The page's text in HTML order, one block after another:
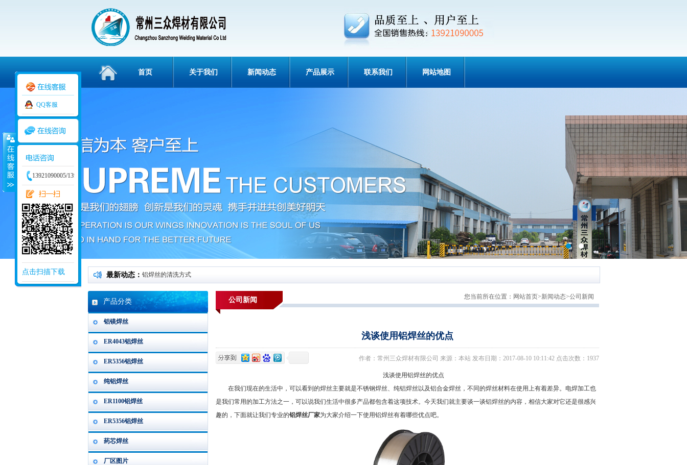
首页 关于我们 新闻动态 产品展示 联系我们 网站地图
最新动态： 铝焊丝的清洗方式
产品分类
铝镁焊丝
ER4043铝焊丝
ER5356铝焊丝
纯铝焊丝
ER1100铝焊丝
ER5356铝焊丝
药芯焊丝
厂区图片
公司新闻 您当前所在位置： 网站首页>新闻动态>公司新闻
浅谈使用铝焊丝的优点
作者：常州三众焊材有限公司 来源：本站 发布日期：2017-08-10 10:11:42 点击次数：1937
浅谈使用铝焊丝的优点
在我们现在的生活中，可以看到的焊丝主要就是不锈钢焊丝、纯铝焊丝以及铝合金焊丝，不同的焊丝材料在使用上有着差异。电焊加工也
是我们常用的加工方法之一，可以说我们生活中很多产品都包含着这项技术。今天我们就主要谈一谈铝焊丝的内容，相信大家对它还是很感兴
趣的，下面就让我们专业的铝焊丝厂家为大家介绍一下使用铝焊丝有着哪些优点吧。
QQ客服
13921090005/13915829234
点击扫描下载